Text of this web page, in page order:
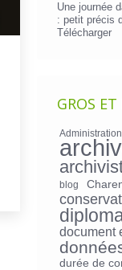
Une journée
: petit précis
Télécharger
GROS
Administration
blog
document
durée de